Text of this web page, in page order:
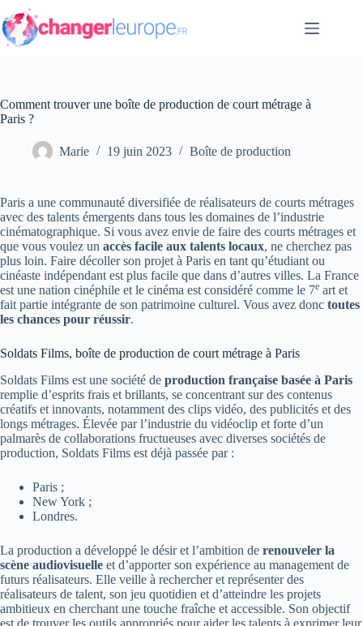
Passer
au
contenu
Comment trouver une boîte de production de court métrage à
Paris ?
Marie 19 juin 2023 Boîte de production
Paris a une communauté diversifiée de réalisateurs de courts métrages
avec des talents émergents dans tous les domaines de l’industrie
cinématographique. Si vous avez envie de faire des courts métrages et
que vous voulez un accès facile aux talents locaux, ne cherchez pas
plus loin. Faire décoller son projet à Paris en tant qu’étudiant ou
cinéaste indépendant est plus facile que dans d’autres villes. La France
est une nation cinéphile et le cinéma est considéré comme le 7e art et
fait partie intégrante de son patrimoine culturel. Vous avez donc toutes
les chances pour réussir.
Soldats Films, boîte de production de court métrage à Paris
Soldats Films est une société de production française basée à Paris
remplie d’esprits frais et brillants, se concentrant sur des contenus
créatifs et innovants, notamment des clips vidéo, des publicités et des
longs métrages. Élevée par l’industrie du vidéoclip et forte d’un
palmarès de collaborations fructueuses avec diverses sociétés de
production, Soldats Films est déjà passée par :
Paris ;
New York ;
Londres.
La production a développé le désir et l’ambition de renouveler la
scène audiovisuelle et d’apporter son expérience au management de
futurs réalisateurs. Elle veille à rechercher et représenter des
réalisateurs de talent, son jeu quotidien et d’atteindre les projets
ambitieux en cherchant une touche fraîche et accessible. Son objectif
est de trouver les outils appropriés pour aider les talents à exprimer leur